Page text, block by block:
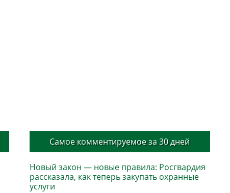
Самое комментируемое за 30 дней
Новый закон — новые правила: Росгвардия
рассказала, как теперь закупать охранные
услуги